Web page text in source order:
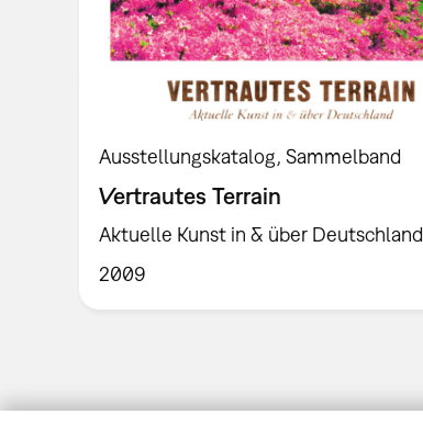
Ausstellungskatalog Sammelband
Vertrautes Terrain
Aktuelle Kunst in & über Deutschland
2009